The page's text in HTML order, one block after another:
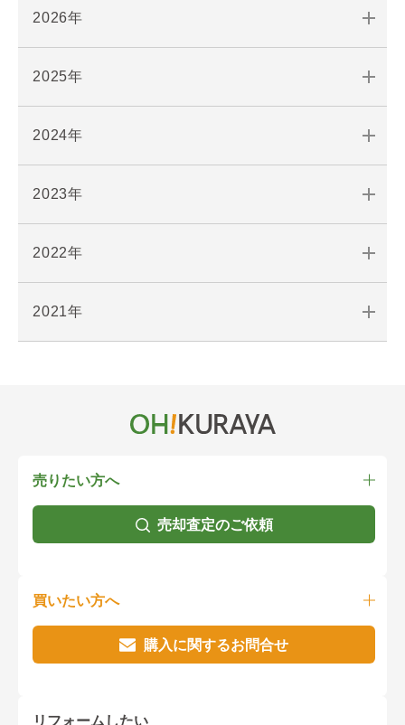
2026年
2025年
2024年
2023年
2022年
2021年
売りたい方へ
売却査定のご依頼
買いたい方へ
購入に関するお問合せ
リフォームしたい